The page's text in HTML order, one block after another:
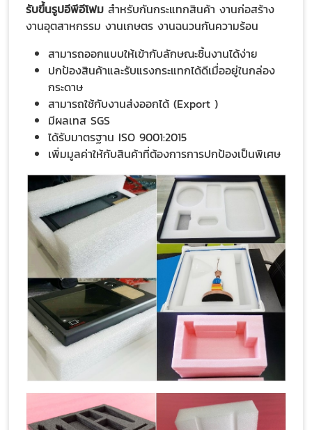
รับขึ้นรูปอีพีอีโฟม สำหรับกันกระแทกสินค้า งานก่อสร้าง
งานอุตสาหกรรม งานเกษตร งานฉนวนกันความร้อน
สามารถออกแบบให้เข้ากับลักษณะชิ้นงานได้ง่าย
ปกป้องสินค้าและรับแรงกระแทกได้ดีเมื่ออยู่ในกล่อง
กระดาษ
สามารถใช้กับงานส่งออกได้ (Export )
มีผลเทส SGS
ได้รับมาตรฐาน ISO 9001:2015
เพิ่มมูลค่าให้กับสินค้าที่ต้องการการปกป้องเป็นพิเศษ